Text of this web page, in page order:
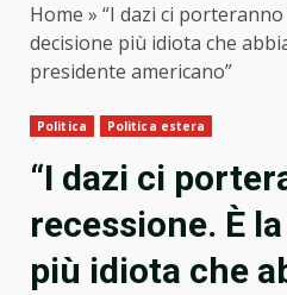
Home » “I dazi ci
decisione più idiota che
presidente americano”
Politica Politica estera
“I dazi ci
recessione. È
più idiota che